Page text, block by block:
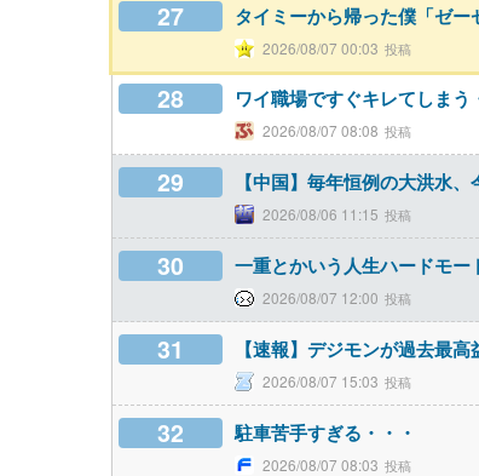
27 タイミーから帰った僕「ゼ
2026/08/07 00:03
28 ワイ職場ですぐキレてしまう
2026/08/07 08:08
29 【中国】毎年恒例の大洪水
2026/08/06 11:15
30 一重とかいう人生ハードモー
2026/08/07 12:00
31 【速報】デジモンが過去最
2026/08/07 15:03
32 駐車苦手すぎる・・・
2026/08/07 08:03